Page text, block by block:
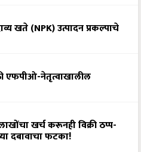
खते (NPK) उत्पादन प्रकल्पाचे
एफपीओ-नेतृत्वाखालील
खर्च करूनही विक्री ठप्प-
दबावाचा फटका!